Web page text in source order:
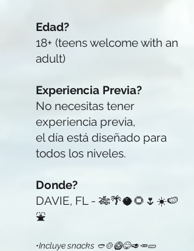
Edad?
18+ (teens welcome with an
adult)
Experiencia Previa?
No necesitas tener
experiencia previa,
el día está diseñado para
todos los niveles.
Donde?
DAVIE, FL - 🎋🌴🥥🌻🌷☀️🍉
⛲
•Incluye snacks 🥙🍲🥝😋🥑🥕🥒